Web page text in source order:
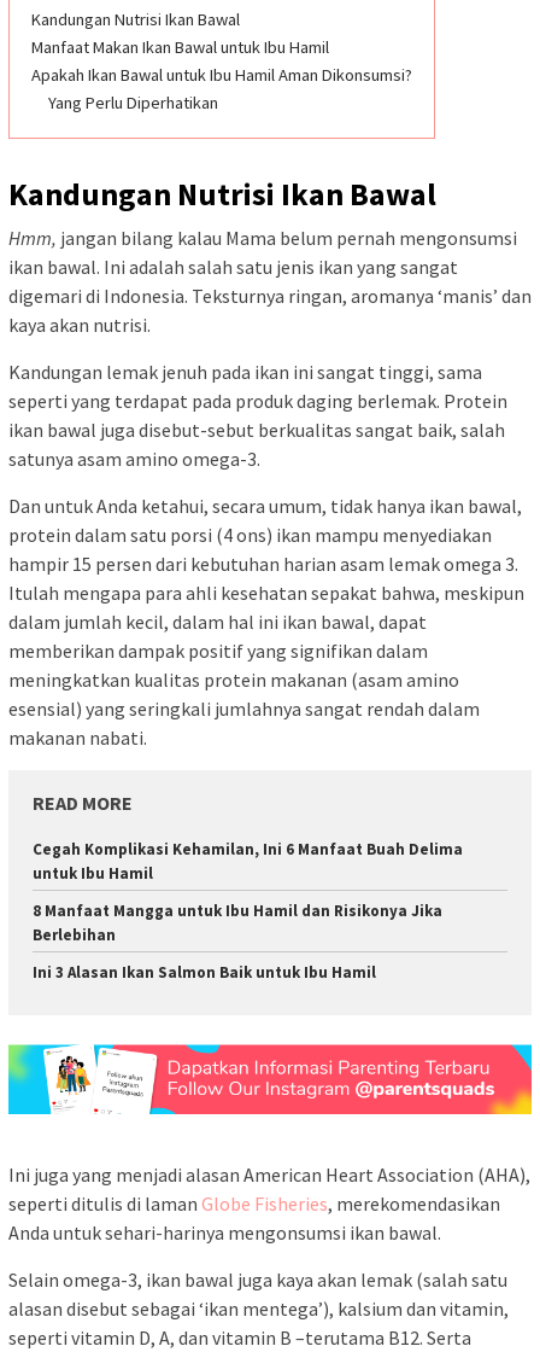
Kandungan Nutrisi Ikan Bawal
Manfaat Makan Ikan Bawal untuk Ibu Hamil
Apakah Ikan Bawal untuk Ibu Hamil Aman Dikonsumsi?
Yang Perlu Diperhatikan
Kandungan Nutrisi Ikan Bawal
Hmm, jangan bilang kalau Mama belum pernah mengonsumsi
ikan bawal. Ini adalah salah satu jenis ikan yang sangat
digemari di Indonesia. Teksturnya ringan, aromanya ‘manis’ dan
kaya akan nutrisi.
Kandungan lemak jenuh pada ikan ini sangat tinggi, sama
seperti yang terdapat pada produk daging berlemak. Protein
ikan bawal juga disebut-sebut berkualitas sangat baik, salah
satunya asam amino omega-3.
Dan untuk Anda ketahui, secara umum, tidak hanya ikan bawal,
protein dalam satu porsi (4 ons) ikan mampu menyediakan
hampir 15 persen dari kebutuhan harian asam lemak omega 3.
Itulah mengapa para ahli kesehatan sepakat bahwa, meskipun
dalam jumlah kecil, dalam hal ini ikan bawal, dapat
memberikan dampak positif yang signifikan dalam
meningkatkan kualitas protein makanan (asam amino
esensial) yang seringkali jumlahnya sangat rendah dalam
makanan nabati.
READ MORE
Cegah Komplikasi Kehamilan, Ini 6 Manfaat Buah Delima
untuk Ibu Hamil
8 Manfaat Mangga untuk Ibu Hamil dan Risikonya Jika
Berlebihan
Ini 3 Alasan Ikan Salmon Baik untuk Ibu Hamil
Ini juga yang menjadi alasan American Heart Association (AHA),
seperti ditulis di laman Globe Fisheries, merekomendasikan
Anda untuk sehari-harinya mengonsumsi ikan bawal.
Selain omega-3, ikan bawal juga kaya akan lemak (salah satu
alasan disebut sebagai ‘ikan mentega’), kalsium dan vitamin,
seperti vitamin D, A, dan vitamin B –terutama B12. Serta